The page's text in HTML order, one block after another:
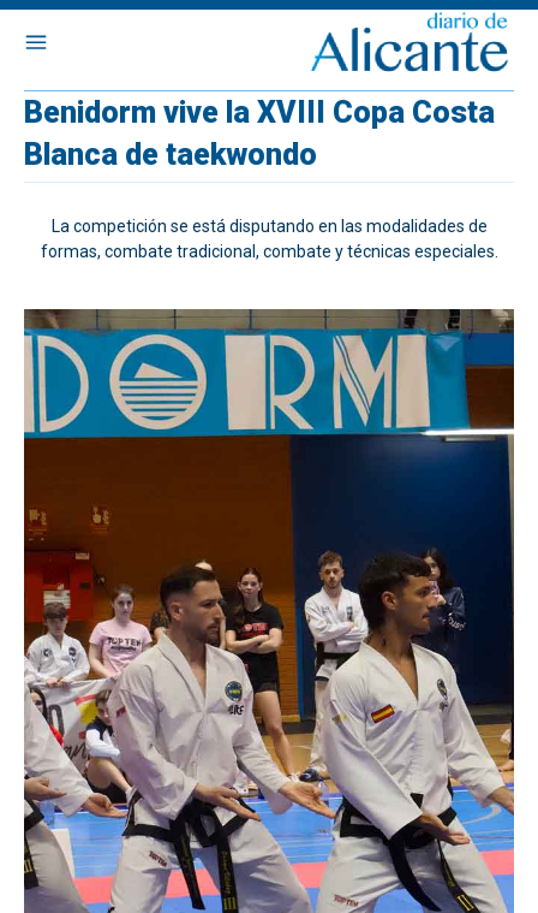
Benidorm vive la XVIII Copa Costa
Blanca de taekwondo
La competición se está disputando en las modalidades de
formas, combate tradicional, combate y técnicas especiales.